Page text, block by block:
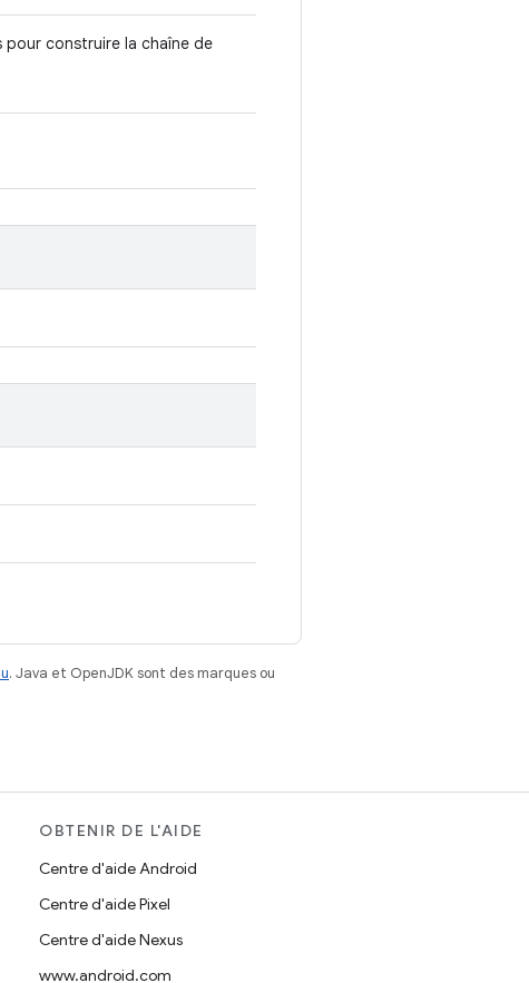
pour construire la chaîne de
. Java et OpenJDK sont des marques ou
OBTENIR DE L'AIDE
Centre d'aide Android
Centre d'aide Pixel
Centre d'aide Nexus
www.android.com